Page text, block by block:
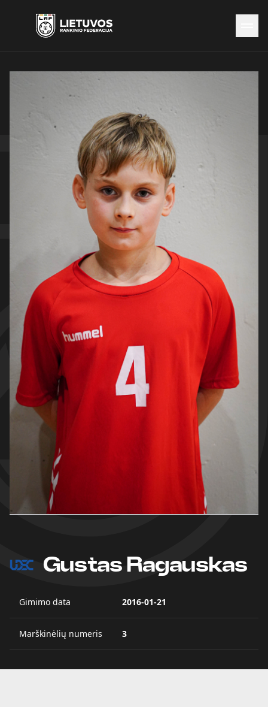
Naujienos
Čempionatai
Kontaktai
Antidopingas
Gustas Ragauskas
Gimimo data 2016-01-21
Marškinėlių numeris 3